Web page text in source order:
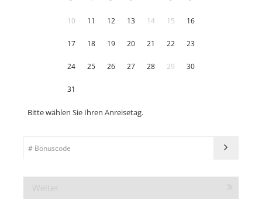
10 11 12 13 14 15 16
17 18 19 20 21 22 23
24 25 26 27 28 29 30
31
Bitte wählen Sie Ihren Anreisetag.